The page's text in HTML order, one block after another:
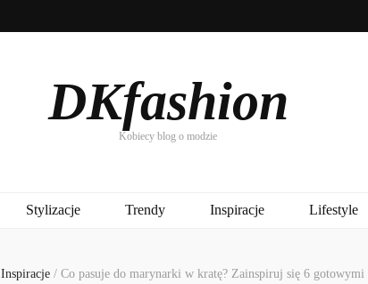
DKfashion
Kobiecy blog o modzie
Stylizacje Trendy Inspiracje Lifestyle
Inspiracje / Co pasuje do marynarki w kratę? Zainspiruj się 6 gotowymi